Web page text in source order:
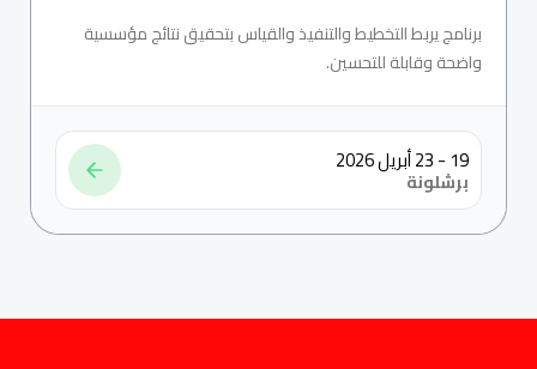
برنامج يربط التخطيط والتنفيذ والقياس بتحقيق نتائج مؤسسية
واضحة وقابلة للتحسين.
19 - 23 أبريل 2026
برشلونة